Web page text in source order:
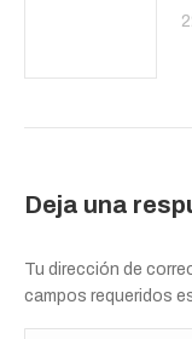
Deja una
Tu dirección de
campos requeridos